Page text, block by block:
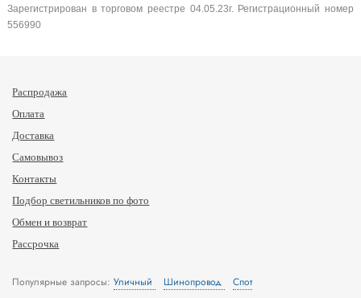
Зарегистрирован в торговом реестре 04.05.23г. Регистрационный номер
556990
Распродажа
Оплата
Доставка
Самовывоз
Контакты
Подбор светильников по фото
Обмен и возврат
Рассрочка
Популярные запросы:Уличный Шинопровод Спот